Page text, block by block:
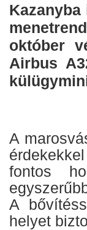
október
Airbus
A
fontos
A
helyet